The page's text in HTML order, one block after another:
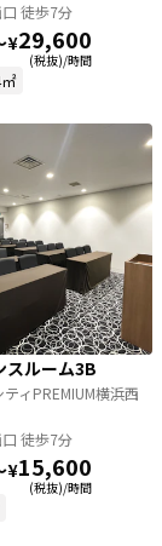
徒歩7分
¥29,600
(税抜)/時間
スルーム3B
ィPREMIUM横浜西
徒歩7分
¥15,600
(税抜)/時間